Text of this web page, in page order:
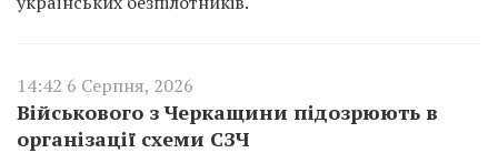
14:42 6 Серпня, 2026
Військового з Черкащини підозрюють в
організації схеми СЗЧ